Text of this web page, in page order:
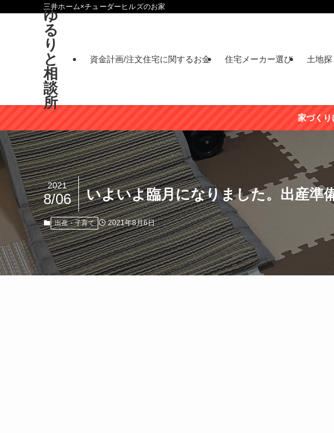
三井ホーム×チューダーヒルズのお家
ゆ
る
り
と
相
談
所
資金計画/注文住宅に関するお金 住宅メーカー選び 土地探
家づく
いよいよ臨月になりました。出産準
2021
8/06
出産・子育て 2021年8月6日